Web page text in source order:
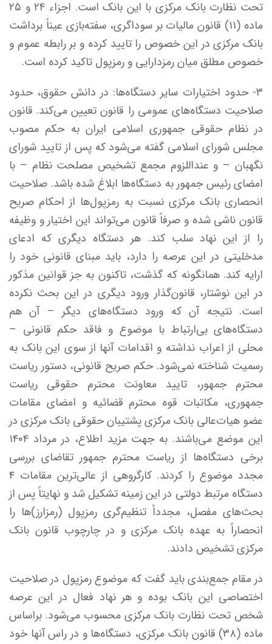
تحت نظارت بانک مرکزی با این بانک است. اجزاء ۲۴ و ۲۵
ماده (۱۱) قانون مالیات بر سوداگری، سفته‌بازی عیناً برداشت
بانک مرکزی در این خصوص را تایید کرده و بر رابطه عموم و
خصوص مطلق میان رمزدارایی و رمزپول تاکید کرده است.
۳- حدود اختیارات سایر دستگاه‌ها: در دانش حقوق، حدود
صلاحیت دستگاه‌های عمومی را قانون تعیین می‌کند. قانون
در نظام حقوقی جمهوری اسلامی ایران به حکم مصوب
مجلس شورای اسلامی گفته می‌شود که پس از تایید شورای
نگهبان – و عنداللزوم مجمع تشخیص مصلحت نظام – با
امضای رئیس جمهور به دستگاه‌ها ابلاغ شده باشد. صلاحیت
انحصاری بانک مرکزی نسبت به رمزپول‌ها از احکام صریح
قانون ناشی شده و صرفاً قانون می‌تواند این اختیار و وظیفه
را از این نهاد سلب کند. هر دستگاه دیگری که ادعای
مدخلیتی در این عرصه را دارد، باید مبنای قانونی خود را
ارایه کند. همانگونه که گذشت، تاکنون به جز قوانین مذکور
در این نوشتار، قانون‌گذار ورود دیگری در این بحث نکرده
است. نتیجه آن که ورود دستگاه‌های دیگر – آن هم
دستگاه‌های بی‌ارتباط با موضوع و فاقد حکم قانونی –
محلی از اعراب نداشته و اقدامات آنها از سوی این بانک به
رسمیت شناخته نمی‌شود. حکم صریح قانونی، دستور ریاست
محترم جمهور، تایید معاونت محترم حقوقی ریاست
جمهوری، مکاتبات قوه محترم قضائیه و امضای مقامات
عضو هیات‌عالی بانک مرکزی پشتیبان حقوقی بانک مرکزی در
این موضع می‌باشند. به جهت مزید اطلاع، در مرداد ۱۴۰۴
برخی دستگاه‌ها از ریاست محترم جمهور تقاضای بررسی
مجدد موضوع را کردند. کارگروهی از عالی‌ترین مقامات ۴
دستگاه مرتبط دولتی در این زمینه تشکیل شد و نهایتاً پس از
بحث‌های مفصل، مجدداً تنظیم‌گری رمزپول (رمزارز)‌ها را
انحصاراً به عهده بانک مرکزی و در چارچوب قانون بانک
مرکزی تشخیص دادند.
در مقام جمع‌بندی باید گفت که موضوع رمزپول در صلاحیت
اختصاصی این بانک بوده و هر نهاد فعال در این عرصه
شخص تحت نظارت بانک مرکزی محسوب می‌شود. براساس
ماده (۳۸) قانون بانک مرکزی، دستگاه‌ها و در راس آنها خود